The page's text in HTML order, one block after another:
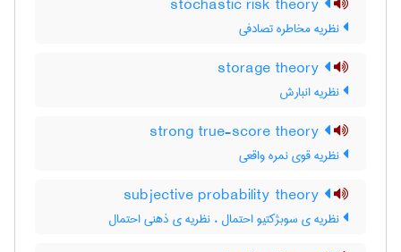
نظریه مخاطره تصادفی
نظریه انبارش
نظریه قوی نمره واقعی
نظریه ی سوبژکتیو احتمال ، نظریه ی ذهنی احتمال